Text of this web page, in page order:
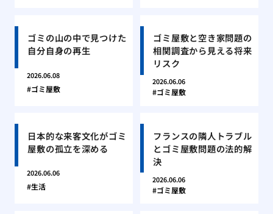
ゴミの山の中で見つけた
自分自身の再生
2026.06.08
ゴミ屋敷
ゴミ屋敷と空き家問題の
相関調査から見える将来
リスク
2026.06.06
ゴミ屋敷
日本的な来客文化がゴミ
屋敷の孤立を深める
2026.06.06
生活
フランスの隣人トラブル
とゴミ屋敷問題の法的解
決
2026.06.06
ゴミ屋敷